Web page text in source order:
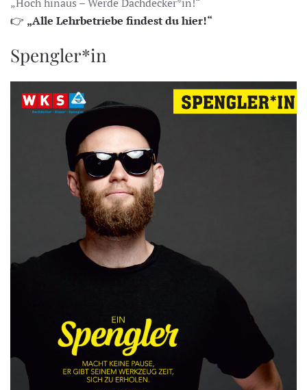
👉 „Alle Lehrbetriebe findest du hier!“
Spengler*in